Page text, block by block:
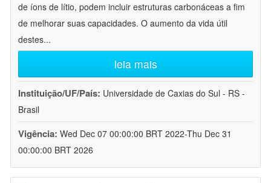
de íons de lítio, podem incluir estruturas carbonáceas a fim
de melhorar suas capacidades. O aumento da vida útil
destes...
leia mais
Instituição/UF/País: Universidade de Caxias do Sul - RS -
Brasil
Vigência: Wed Dec 07 00:00:00 BRT 2022-Thu Dec 31
00:00:00 BRT 2026